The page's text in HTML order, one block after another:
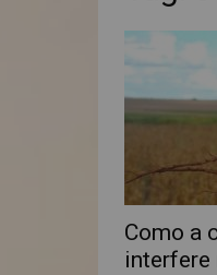
Como a
interfere